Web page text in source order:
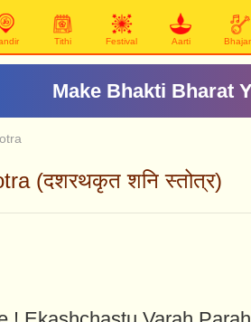
Tithi Festival Aarti
Make Bhakti Bharat
(दशरथकृत शनि स्तोत्र)